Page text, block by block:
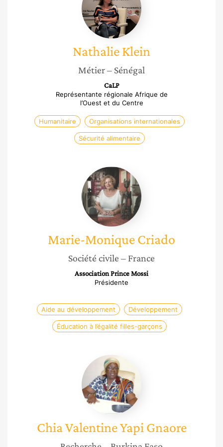
NathalieKlein
Métier– Sénégal
CaLP
Représentante régionale Afrique de
l’Ouest et du Centre
Humanitaire Organisations internationales
Sécurité alimentaire
Marie-
Monique
Criado
Marie-MoniqueCriado
Société civile – France
Association Prince Mossi
Présidente
Aide au développement Développement
Éducation à l’égalité filles-garçons
Chia
Valentine
Yapi
Gnaore
Chia ValentineYapi Gnaore